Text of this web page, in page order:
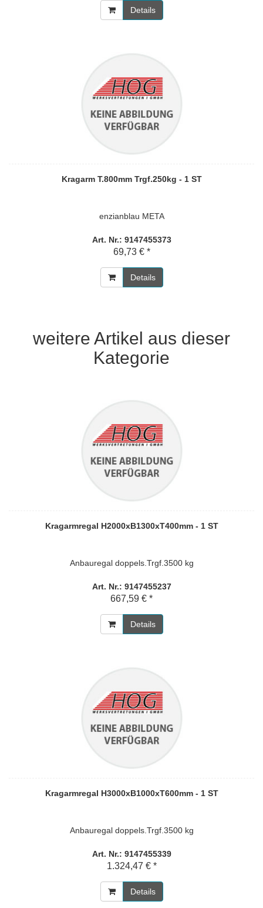
Details
Kragarm T.800mm Trgf.250kg - 1 ST
enzianblau META
Art. Nr.: 9147455373
69,73 € *
Details
weitere Artikel aus dieser
Kategorie
Kragarmregal H2000xB1300xT400mm - 1 ST
Anbauregal doppels.Trgf.3500 kg
Art. Nr.: 9147455237
667,59 € *
Details
Kragarmregal H3000xB1000xT600mm - 1 ST
Anbauregal doppels.Trgf.3500 kg
Art. Nr.: 9147455339
1.324,47 € *
Details